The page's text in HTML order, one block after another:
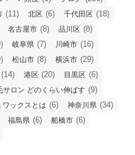
(11) 北区 (6) 千代田区 (18)
名古屋市 (8) 品川区 (8)
岐阜県 (7) 川崎市 (16)
松山市 (8) 横浜市 (29)
(14) 港区 (20) 目黒区 (6)
サロン どのくらい伸ばす (9)
ワックスとは (6) 神奈川県 (34)
福島県 (6) 船橋市 (6)